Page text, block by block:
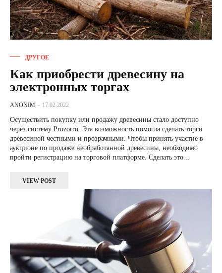
ДРУГОЕ
Как приобрести древесину на
электронных торгах
ANONIM - 17.02.2022
Осуществить покупку или продажу древесины стало доступно
через систему Prozorro. Эта возможность помогла сделать торги
древесиной честными и прозрачными. Чтобы принять участие в
аукционе по продаже необработанной древесины, необходимо
пройти регистрацию на торговой платформе. Сделать это...
VIEW POST